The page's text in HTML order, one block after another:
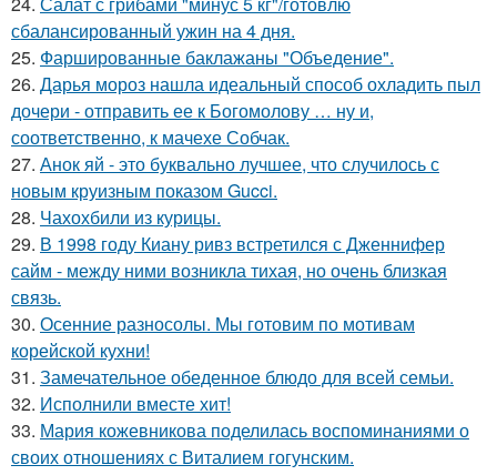
сбалансированный ужин на 4 дня.
25. Фаршированные баклажаны "Объедение".
26. Дарья мороз нашла идеальный способ охладить пыл
дочери - отправить ее к Богомолову … ну и,
соответственно, к мачехе Собчак.
27. Анок яй - это буквально лучшее, что случилось с
новым круизным показом Gucci.
28. Чахохбили из курицы.
29. В 1998 году Киану ривз встретился с Дженнифер
сайм - между ними возникла тихая, но очень близкая
связь.
30. Осенние разносолы. Мы готовим по мотивам
корейской кухни!
31. Замечательное обеденное блюдо для всей семьи.
32. Исполнили вместе хит!
33. Мария кожевникова поделилась воспоминаниями о
своих отношениях с Виталием гогунским.